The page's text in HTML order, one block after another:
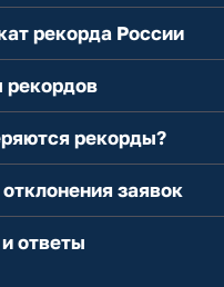
рекорда России
рекорды?
заявок
ответы